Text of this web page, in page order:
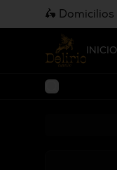
🛵
INICIO